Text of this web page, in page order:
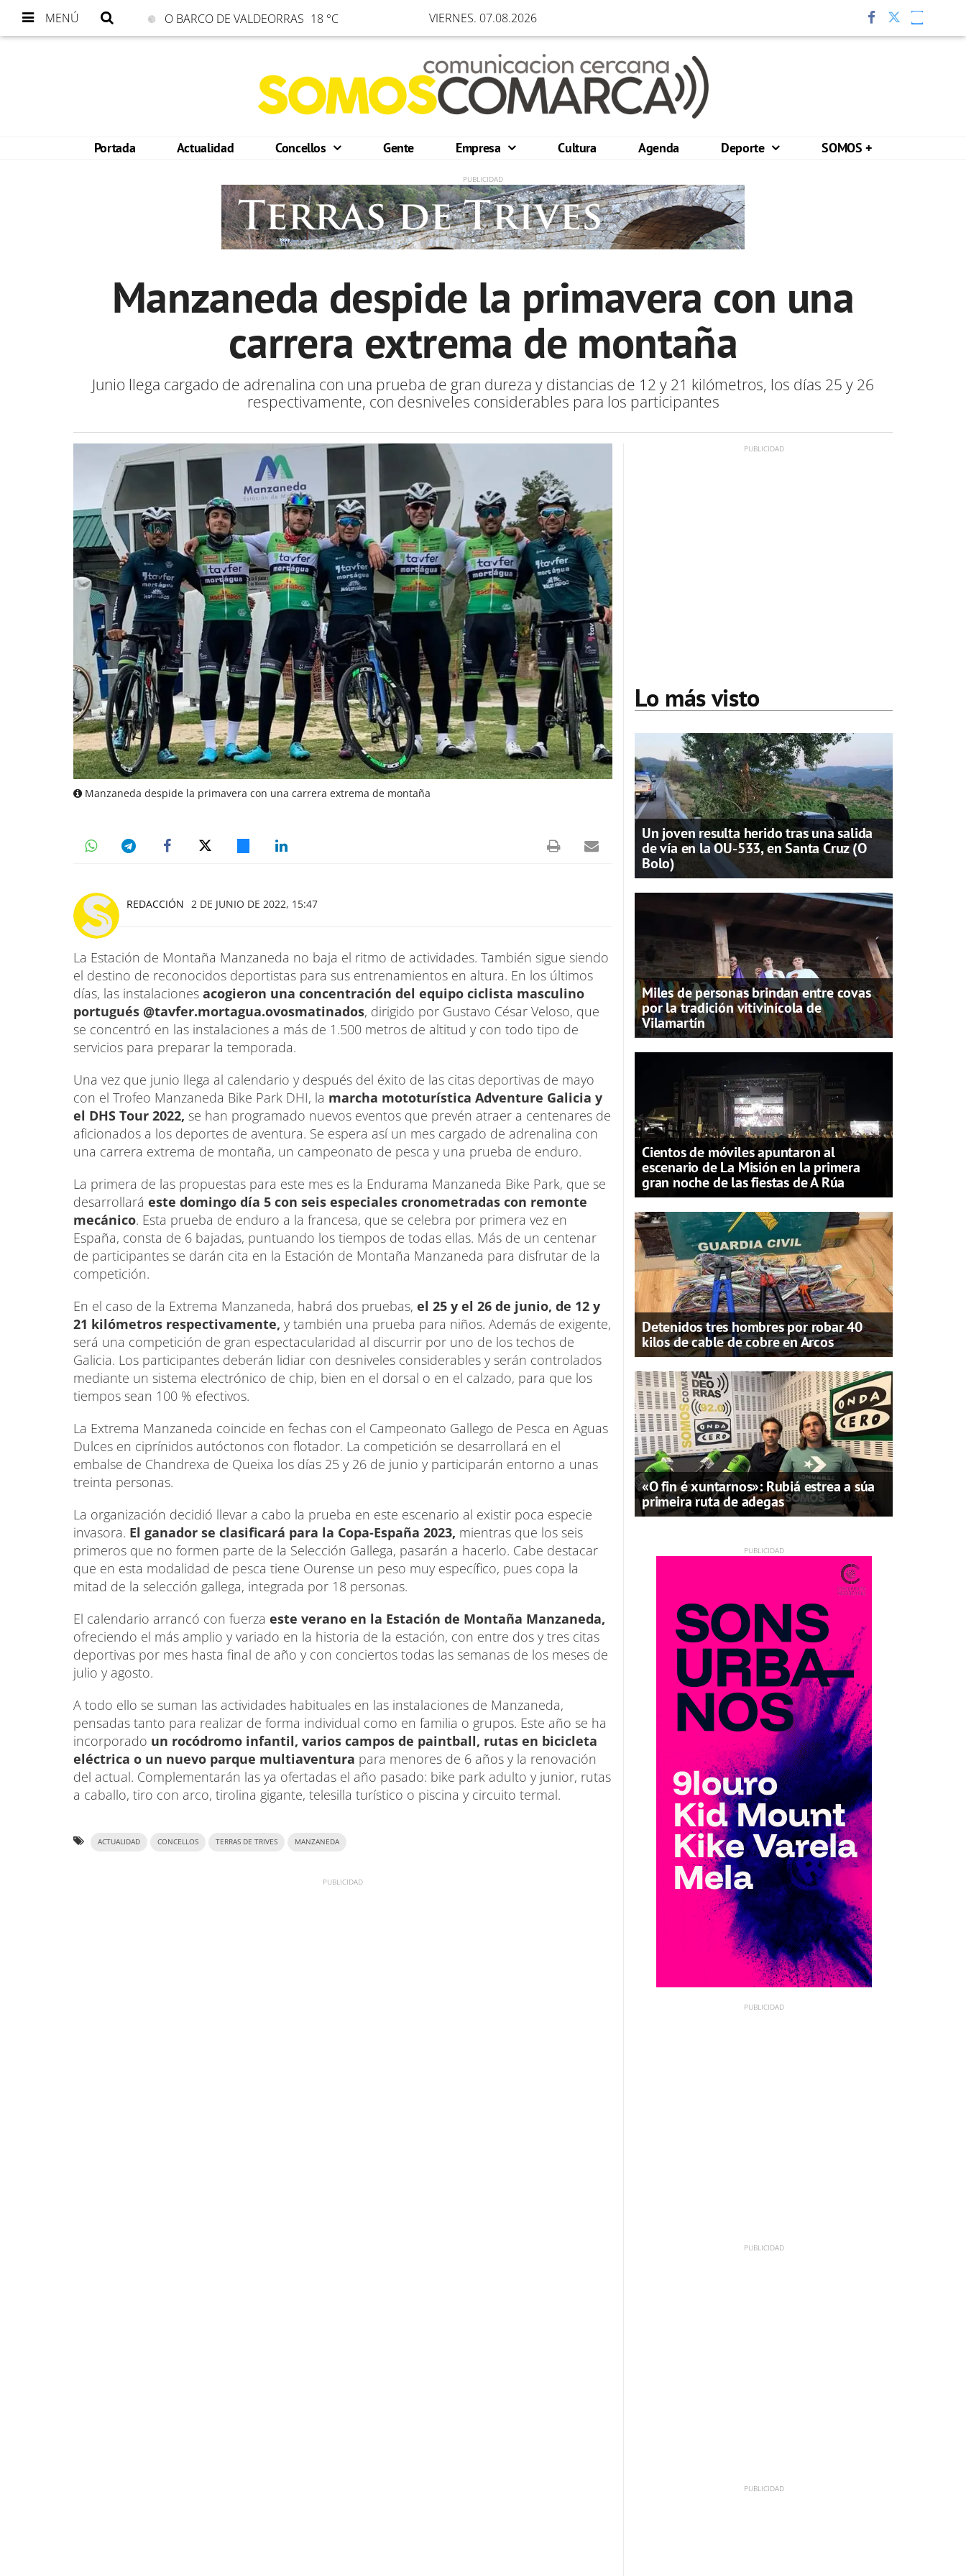
MENÚ O BARCO DE VALDEORRAS 18 °C VIERNES. 07.08.2026
Portada Actualidad Concellos Gente Empresa Cultura Agenda Deporte SOMOS +
Manzaneda despide la primavera con una
carrera extrema de montaña
Junio llega cargado de adrenalina con una prueba de gran dureza y distancias de 12 y 21 kilómetros, los días 25 y 26
respectivamente, con desniveles considerables para los participantes
Manzaneda despide la primavera con una carrera extrema de montaña
REDACCIÓN 2 DE JUNIO DE 2022, 15:47
La Estación de Montaña Manzaneda no baja el ritmo de actividades. También sigue siendo
el destino de reconocidos deportistas para sus entrenamientos en altura. En los últimos
días, las instalaciones acogieron una concentración del equipo ciclista masculino
portugués @tavfer.mortagua.ovosmatinados, dirigido por Gustavo César Veloso, que
se concentró en las instalaciones a más de 1.500 metros de altitud y con todo tipo de
servicios para preparar la temporada.
Una vez que junio llega al calendario y después del éxito de las citas deportivas de mayo
con el Trofeo Manzaneda Bike Park DHI, la marcha mototurística Adventure Galicia y
el DHS Tour 2022, se han programado nuevos eventos que prevén atraer a centenares de
aficionados a los deportes de aventura. Se espera así un mes cargado de adrenalina con
una carrera extrema de montaña, un campeonato de pesca y una prueba de enduro.
La primera de las propuestas para este mes es la Endurama Manzaneda Bike Park, que se
desarrollará este domingo día 5 con seis especiales cronometradas con remonte
mecánico. Esta prueba de enduro a la francesa, que se celebra por primera vez en
España, consta de 6 bajadas, puntuando los tiempos de todas ellas. Más de un centenar
de participantes se darán cita en la Estación de Montaña Manzaneda para disfrutar de la
competición.
En el caso de la Extrema Manzaneda, habrá dos pruebas, el 25 y el 26 de junio, de 12 y
21 kilómetros respectivamente, y también una prueba para niños. Además de exigente,
será una competición de gran espectacularidad al discurrir por uno de los techos de
Galicia. Los participantes deberán lidiar con desniveles considerables y serán controlados
mediante un sistema electrónico de chip, bien en el dorsal o en el calzado, para que los
tiempos sean 100 % efectivos.
La Extrema Manzaneda coincide en fechas con el Campeonato Gallego de Pesca en Aguas
Dulces en ciprínidos autóctonos con flotador. La competición se desarrollará en el
embalse de Chandrexa de Queixa los días 25 y 26 de junio y participarán entorno a unas
treinta personas.
La organización decidió llevar a cabo la prueba en este escenario al existir poca especie
invasora. El ganador se clasificará para la Copa-España 2023, mientras que los seis
primeros que no formen parte de la Selección Gallega, pasarán a hacerlo. Cabe destacar
que en esta modalidad de pesca tiene Ourense un peso muy específico, pues copa la
mitad de la selección gallega, integrada por 18 personas.
El calendario arrancó con fuerza este verano en la Estación de Montaña Manzaneda,
ofreciendo el más amplio y variado en la historia de la estación, con entre dos y tres citas
deportivas por mes hasta final de año y con conciertos todas las semanas de los meses de
julio y agosto.
A todo ello se suman las actividades habituales en las instalaciones de Manzaneda,
pensadas tanto para realizar de forma individual como en familia o grupos. Este año se ha
incorporado un rocódromo infantil, varios campos de paintball, rutas en bicicleta
eléctrica o un nuevo parque multiaventura para menores de 6 años y la renovación
del actual. Complementarán las ya ofertadas el año pasado: bike park adulto y junior, rutas
a caballo, tiro con arco, tirolina gigante, telesilla turístico o piscina y circuito termal.
ACTUALIDAD CONCELLOS TERRAS DE TRIVES MANZANEDA
Lo más visto
Un joven resulta herido tras una salida
de vía en la OU-533, en Santa Cruz (O
Bolo)
Miles de personas brindan entre covas
por la tradición vitivinícola de
Vilamartín
Cientos de móviles apuntaron al
escenario de La Misión en la primera
gran noche de las fiestas de A Rúa
Detenidos tres hombres por robar 40
kilos de cable de cobre en Arcos
«O fin é xuntarnos»: Rubiá estrea a súa
primeira ruta de adegas